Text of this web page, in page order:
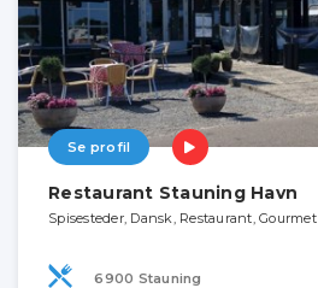
Se profil
Restaurant Stauning Havn
Spisesteder, Dansk, Restaurant, Gourmet
6900 Stauning